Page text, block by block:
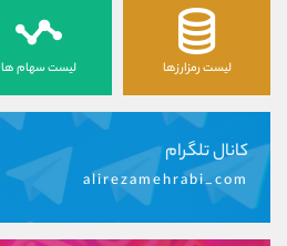
لیست رمزارزها لیست سهام ها
کانال تلگرام
alirezamehrabi_com